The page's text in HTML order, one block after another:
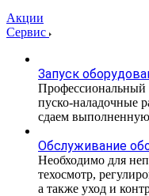
Акции
Сервис
Запуск
Профессиональный
пуско-наладочные
сдаем
Обслуживание
Необходимо для
техосмотр,
а также уход и